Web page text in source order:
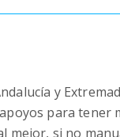
y
para tener
mejor, si no